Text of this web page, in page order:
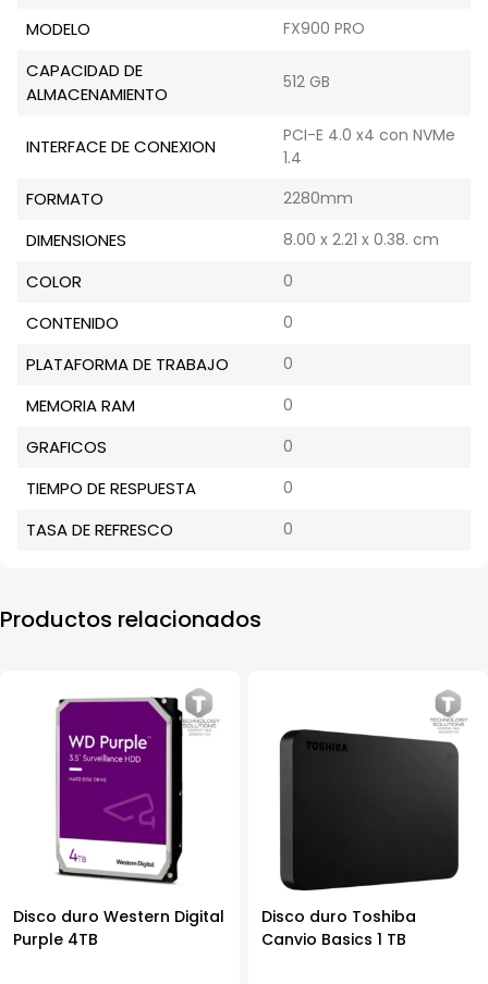
MODELO FX900 PRO
CAPACIDAD DE
ALMACENAMIENTO
512 GB
INTERFACE DE CONEXION
PCI-E 4.0 x4 con NVMe
1.4
FORMATO 2280mm
DIMENSIONES 8.00 x 2.21 x 0.38. cm
COLOR 0
CONTENIDO 0
PLATAFORMA DE TRABAJO 0
MEMORIA RAM 0
GRAFICOS 0
TIEMPO DE RESPUESTA 0
TASA DE REFRESCO 0
Productos relacionados
Disco duro Western Digital
Purple 4TB
Disco duro Toshiba
Canvio Basics 1 TB